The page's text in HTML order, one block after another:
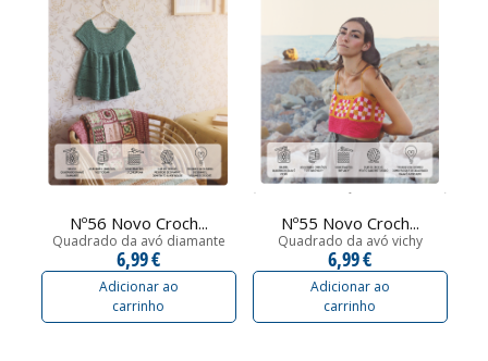
Nº56 Novo Croch...
Quadrado da avó diamante
6,99 €
Adicionar ao
carrinho
Nº55 Novo Croch...
Quadrado da avó vichy
6,99 €
Adicionar ao
carrinho